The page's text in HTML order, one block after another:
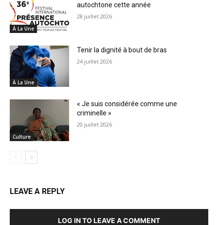
À La Une
autochtone cette année
28 juillet 2026
À La Une
Tenir la dignité à bout de bras
24 juillet 2026
Culture
« Je suis considérée comme une
criminelle »
20 juillet 2026
LEAVE A REPLY
LOG IN TO LEAVE A COMMENT